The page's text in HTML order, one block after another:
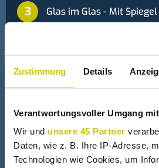
Zustimmung Details
Verantwortungsvoller Umgang
Wir und unsere 45 Partner
Daten, wie z. B. Ihre IP-Adresse,
Technologien wie Cookies, um
Glas im Glas - Mit Spiegel
Solarkocher
Solarkocher aus einer Sat